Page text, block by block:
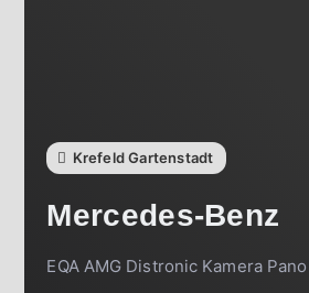
Krefeld Gartenstadt
Mercedes-Benz
EQA AMG Distronic Kamera